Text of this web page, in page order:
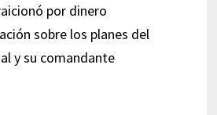
por dinero
sobre los planes del
y su comandante